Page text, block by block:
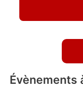
Évènements